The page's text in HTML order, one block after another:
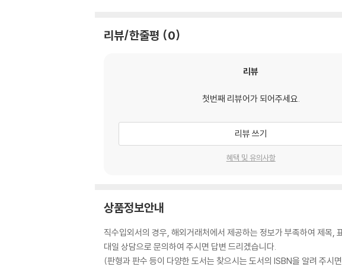
리뷰/한줄평 0
리뷰
첫번째 리뷰어가 되어주세요.
리뷰 쓰기
혜택 및 유의사항
상품정보안내
직수입외서의 경우, 해외거래처에서 제공하는 정보가 부족하여 제목,
대일 상담으로 문의하여 주시면 답변 드리겠습니다.
(판형과 판수 등이 다양한 도서는 찾으시는 도서의 ISBN을 알려 주시